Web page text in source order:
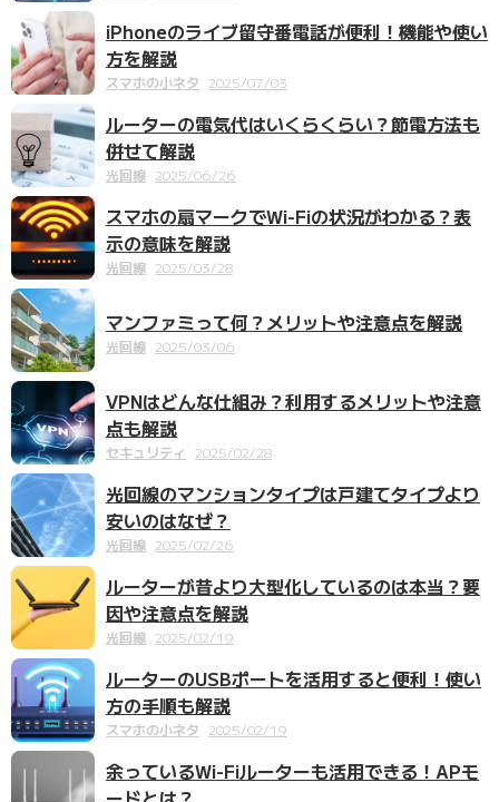
iPhoneのライブ留守番電話が便利！機能や使い
方を解説
スマホの小ネタ 2025/07/03
ルーターの電気代はいくらくらい？節電方法も
併せて解説
光回線 2025/06/26
スマホの扇マークでWi-Fiの状況がわかる？表
示の意味を解説
光回線 2025/03/28
マンファミって何？メリットや注意点を解説
光回線 2025/03/06
VPNはどんな仕組み？利用するメリットや注意
点も解説
セキュリティ 2025/02/28
光回線のマンションタイプは戸建てタイプより
安いのはなぜ？
光回線 2025/02/26
ルーターが昔より大型化しているのは本当？要
因や注意点を解説
光回線 2025/02/19
ルーターのUSBポートを活用すると便利！使い
方の手順も解説
スマホの小ネタ 2025/02/19
余っているWi-Fiルーターも活用できる！APモ